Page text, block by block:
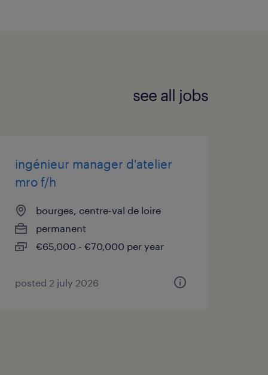
see all jobs
ingénieur manager d'atelier
mro f/h
bourges, centre-val de loire
permanent
€65,000 - €70,000 per year
posted 2 july 2026